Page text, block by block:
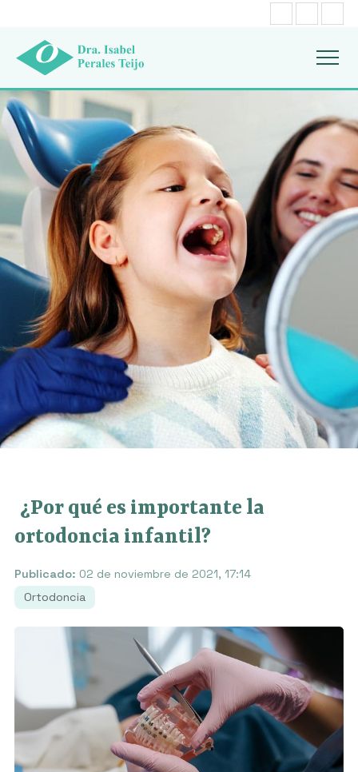
¿Por qué es importante la
ortodoncia infantil?
Publicado: 02 de noviembre de 2021, 17:14
Ortodoncia